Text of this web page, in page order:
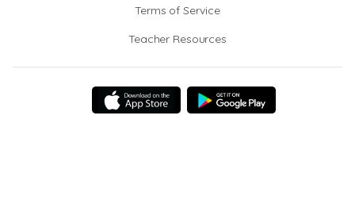
Terms of Service
Teacher Resources